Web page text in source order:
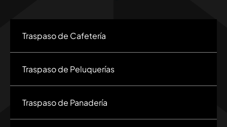
Traspaso de Cafetería
Traspaso de Peluquerías
Traspaso de Panadería